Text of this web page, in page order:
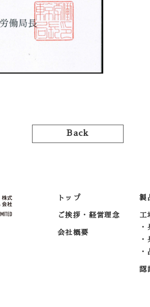
Back
トップ
ご挨拶・経営理念
会社概要
製
工
認